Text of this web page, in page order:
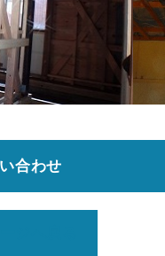
合わせ